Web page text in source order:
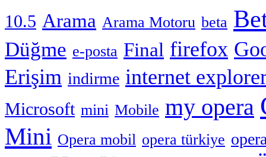
10.5 Arama Arama Motoru beta
Düğme e-posta Final firefox
Erişim indirme internet
Microsoft mini Mobile my opera
Mini Opera mobil opera türkiye